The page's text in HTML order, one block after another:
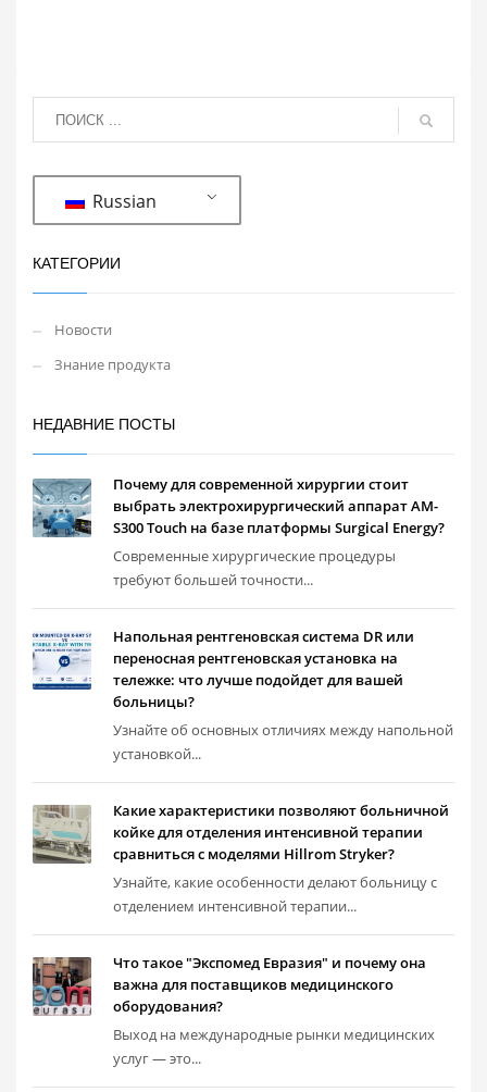
Russian
КАТЕГОРИИ
Новости
Знание продукта
НЕДАВНИЕ ПОСТЫ
Почему для современной хирургии стоит
выбрать электрохирургический аппарат AM-
S300 Touch на базе платформы Surgical Energy?
Современные хирургические процедуры
требуют большей точности...
Напольная рентгеновская система DR или
переносная рентгеновская установка на
тележке: что лучше подойдет для вашей
больницы?
Узнайте об основных отличиях между напольной
установкой...
Какие характеристики позволяют больничной
койке для отделения интенсивной терапии
сравниться с моделями Hillrom Stryker?
Узнайте, какие особенности делают больницу с
отделением интенсивной терапии...
Что такое "Экспомед Евразия" и почему она
важна для поставщиков медицинского
оборудования?
Выход на международные рынки медицинских
услуг — это...